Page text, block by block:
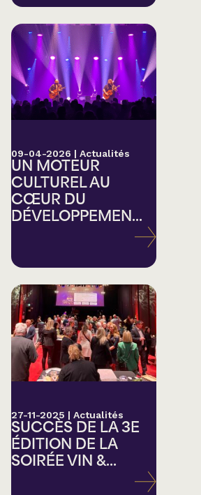
09-04-2026 | Actualités
UN MOTEUR
CULTUREL AU
CŒUR DU
DÉVELOPPEMEN...
27-11-2025 | Actualités
SUCCÈS DE LA 3E
ÉDITION DE LA
SOIRÉE VIN &...